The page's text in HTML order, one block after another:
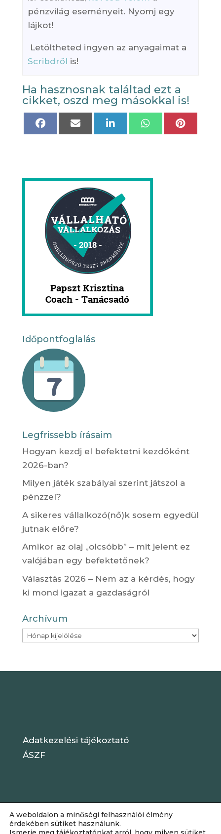
pénzvilág eseményeit. Nyomj egy
lájkot!
Letöltheted ingyen az anyagaimat a
Scribdről is!
Ha hasznosnak találtad ezt a
cikket, oszd meg másokkal is!
Share
Share
on
Share
on
Share
Share
Időpontfoglalás
Legfrissebb írásaim
Hogyan kezdj el befektetni kezdőként
2026-ban?
Milyen játék szabályai szerint játszol a
pénzzel?
A sikeres vállalkozó(nő)k sosem egyedül
jutnak előre?
Amikor az olaj „olcsóbb” – mit jelent ez
valójában egy befektetőnek?
Választás 2026 – Nem az a kérdés, hogy
ki mond igazat a gazdaságról
Archívum
Archívum
Adatkezelési tájékoztató
ÁSZF
A weboldalon a minőségi felhasználói élmény
érdekében sütiket használunk.